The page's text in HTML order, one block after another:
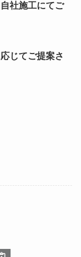
社施工にてご
じてご提案さ